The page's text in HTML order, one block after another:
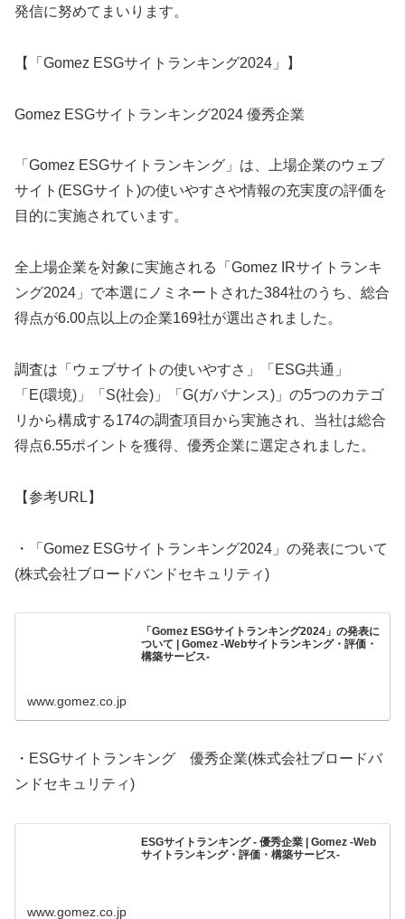
発信に努めてまいります。
【「Gomez ESGサイトランキング2024」】
Gomez ESGサイトランキング2024 優秀企業
「Gomez ESGサイトランキング」は、上場企業のウェブ
サイト(ESGサイト)の使いやすさや情報の充実度の評価を
目的に実施されています。
全上場企業を対象に実施される「Gomez IRサイトランキ
ング2024」で本選にノミネートされた384社のうち、総合
得点が6.00点以上の企業169社が選出されました。
調査は「ウェブサイトの使いやすさ」「ESG共通」
「E(環境)」「S(社会)」「G(ガバナンス)」の5つのカテゴ
リから構成する174の調査項目から実施され、当社は総合
得点6.55ポイントを獲得、優秀企業に選定されました。
【参考URL】
・「Gomez ESGサイトランキング2024」の発表について
(株式会社ブロードバンドセキュリティ)
「Gomez ESGサイトランキング2024」の発表に
ついて | Gomez -Webサイトランキング・評価・
構築サービス-
www.gomez.co.jp
・ESGサイトランキング 優秀企業(株式会社ブロードバ
ンドセキュリティ)
ESGサイトランキング - 優秀企業 | Gomez -Web
サイトランキング・評価・構築サービス-
www.gomez.co.jp